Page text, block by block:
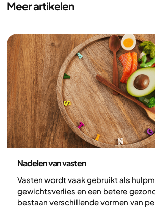
Meer artikelen
Nadelen van vasten
Vasten wordt vaak gebruikt als
gewichtsverlies en een betere
bestaan verschillende vormen van